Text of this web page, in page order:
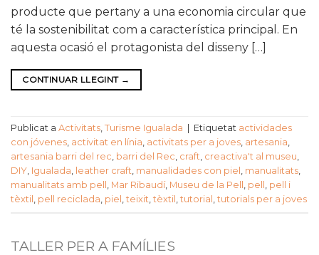
producte que pertany a una economia circular que
té la sostenibilitat com a característica principal. En
aquesta ocasió el protagonista del disseny […]
CONTINUAR LLEGINT →
Publicat a Activitats, Turisme Igualada Etiquetat actividades
con jóvenes, activitat en línia, activitats per a joves, artesania,
artesania barri del rec, barri del Rec, craft, creactiva't al museu,
DIY, Igualada, leather craft, manualidades con piel , manualitats,
manualitats amb pell , Mar Ribaudí, Museu de la Pell , pell , pell i
tèxtil , pell reciclada, piel , teixit, tèxtil , tutorial , tutorials per a joves
TALLER PER A FAMÍLIES